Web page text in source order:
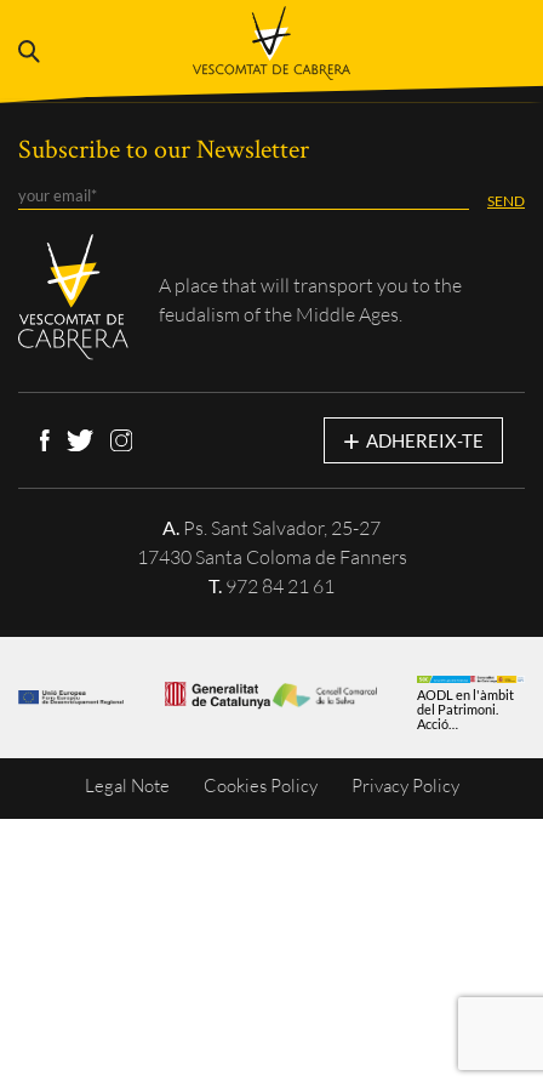
Subscribe to our Newsletter
A place that willtransport you to the
feudalism of the Middle Ages.
+ ADHEREIX-TE
A. Ps. Sant Salvador, 25-27
17430 Santa Coloma de Fanners
T. 972 84 21 61
AODL en l'àmbit
del Patrimoni.
Acció
Catalunya en el
marc dels
Legal Note Cookies Policy Privacy Policy